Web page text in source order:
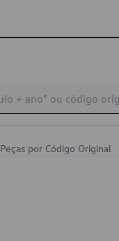
Peças por Código Original